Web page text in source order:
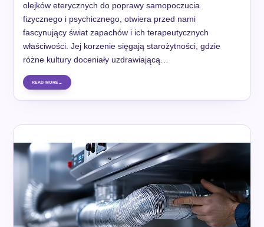
olejków eterycznych do poprawy samopoczucia
fizycznego i psychicznego, otwiera przed nami
fascynujący świat zapachów i ich terapeutycznych
właściwości. Jej korzenie sięgają starożytności, gdzie
różne kultury doceniały uzdrawiającą…
READ MORE